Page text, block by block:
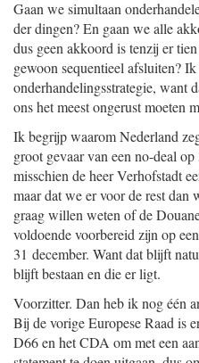
Gaan we simultaan
der dingen? En gaan we alle
dus geen akkoord is tenzij er
gewoon sequentieel afsluiten?
onderhandelingsstrategie, want
ons het meest ongerust moeten
Ik begrijp waarom Nederland
groot gevaar van een no-deal
misschien de heer Verhofstadt
maar dat we er voor de rest
graag willen weten of de
voldoende voorbereid zijn op
31 december. Want dat blijft
blijft bestaan en die er ligt.
Voorzitter. Dan heb ik nog één
Bij de vorige Europese Raad is
D66 en het CDA om met een